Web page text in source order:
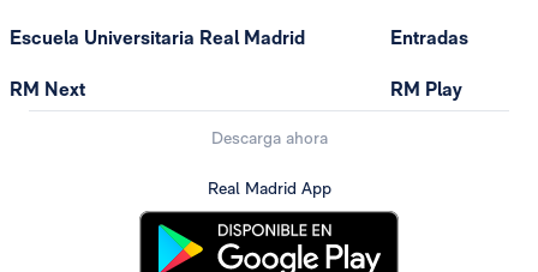
Escuela Universitaria Real Madrid
RM Next
Entradas
RM Play
Descarga ahora
Real Madrid App